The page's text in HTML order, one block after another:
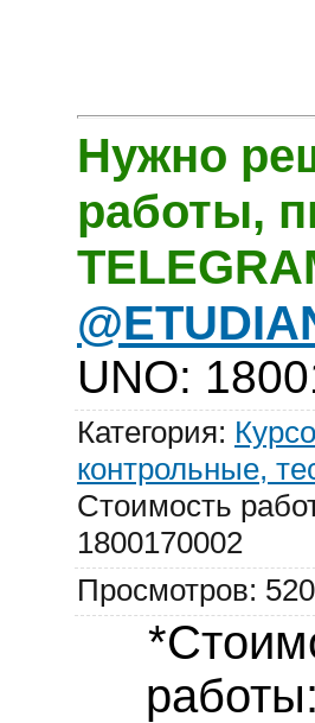
Нужно
работы,
UNO:
Категория:
контрольные,
Стоимость
1800170002
Просмотров: 520